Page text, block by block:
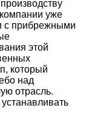
уже
с прибрежными
этой
который
над
отрасль.